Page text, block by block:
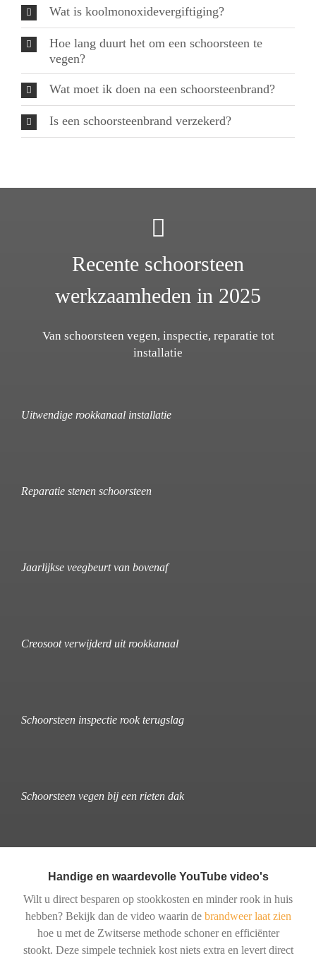
Wat is koolmonoxidevergiftiging?
Hoe lang duurt het om een schoorsteen te
vegen?
Wat moet ik doen na een schoorsteenbrand?
Is een schoorsteenbrand verzekerd?
Recente schoorsteen
werkzaamheden in 2025
Van schoorsteen vegen, inspectie, reparatie tot
installatie
Uitwendige rookkanaal installatie
Reparatie stenen schoorsteen
Jaarlijkse veegbeurt van bovenaf
Creosoot verwijderd uit rookkanaal
Schoorsteen inspectie rook terugslag
Schoorsteen vegen bij een rieten dak
Handige en waardevolle YouTube video's
Wilt u direct besparen op stookkosten en minder rook in huis
hebben? Bekijk dan de video waarin de brandweer laat zien
hoe u met de Zwitserse methode schoner en efficiënter
stookt. Deze simpele techniek kost niets extra en levert direct